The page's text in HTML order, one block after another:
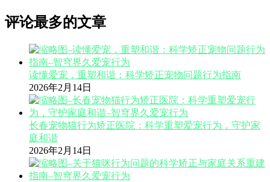
评论最多的文章
读懂爱宠，重塑和谐：科学矫正宠物问题行为指南
2026年2月14日
长春宠物猫行为矫正医院：科学重塑爱宠行为，守护家
庭和谐
2026年2月14日